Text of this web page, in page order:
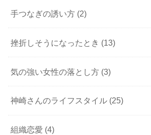
手つなぎの誘い方 (2)
挫折しそうになったとき (13)
気の強い女性の落とし方 (3)
神崎さんのライフスタイル (25)
組織恋愛 (4)